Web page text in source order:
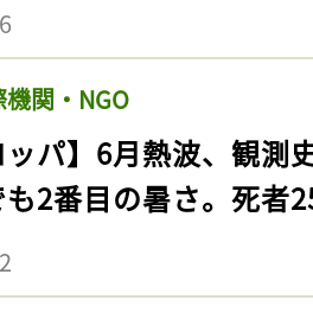
関・NGO
ッパ】6月熱波、観
2番目の暑さ。死者